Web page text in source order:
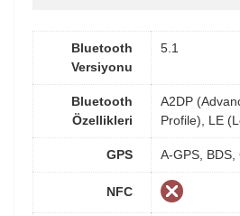
Bluetooth
Versiyonu
5.1
Bluetooth
Özellikleri
A2DP
Profile), LE
GPS A-GPS, BDS,
NFC